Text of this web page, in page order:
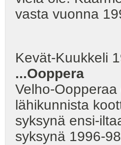
vasta vuonna
Kevät-Kuukkeli
...Ooppera
Velho-
lähikunnista
syksynä ensi-
syksynä 1996-